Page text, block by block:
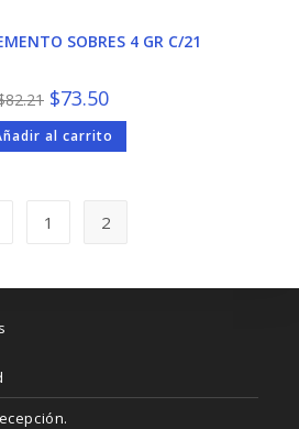
SOBRES 4 GR C/21
82.21 El
precio
original
era:
$82.21.
$73.50El
precio
actual
es:
$73.50.
al carrito
1 2